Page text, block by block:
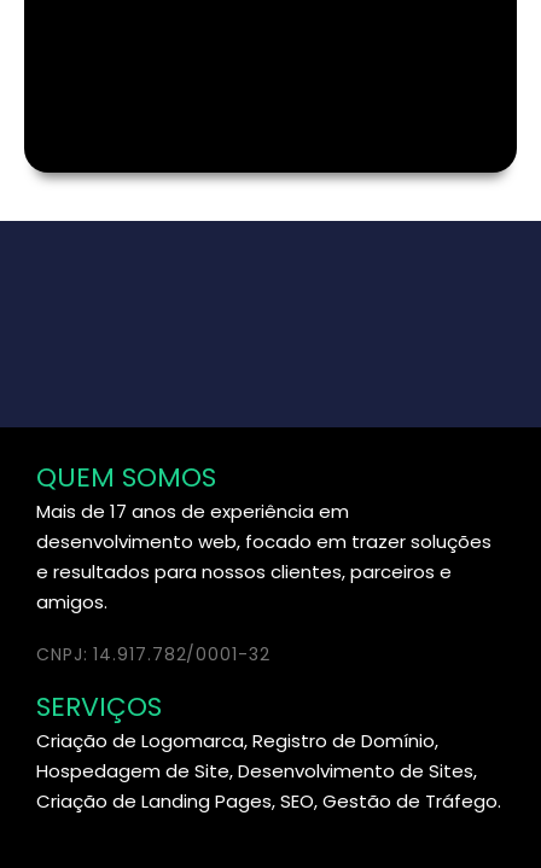
QUEM SOMOS
Mais de 17 anos de experiência em
desenvolvimento web, focado em trazer soluções
e resultados para nossos clientes, parceiros e
amigos.
CNPJ: 14.917.782/0001-32
SERVIÇOS
Criação de Logomarca, Registro de Domínio,
Hospedagem de Site, Desenvolvimento de Sites,
Criação de Landing Pages, SEO, Gestão de Tráfego.